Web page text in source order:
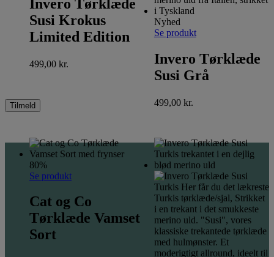
Invero Tørklæde
Susi Krokus
Limited Edition
499,00 kr.
Nyhed
Se produkt
Invero Tørklæde
Susi Grå
499,00 kr.
80%
Se produkt
Cat og Co
Tørklæde Vamset
Sort